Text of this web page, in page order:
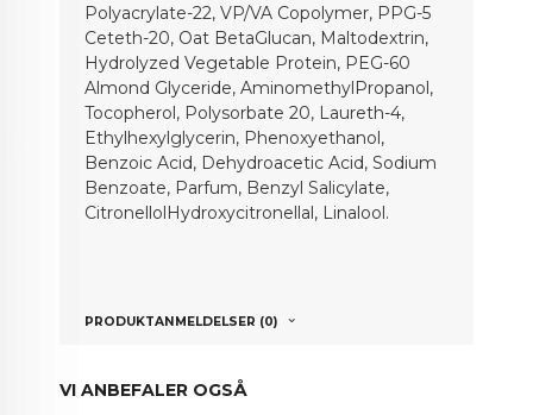
Polyacrylate-22, VP/VA Copolymer, PPG-5
Ceteth-20, Oat BetaGlucan, Maltodextrin,
Hydrolyzed Vegetable Protein, PEG-60
Almond Glyceride, AminomethylPropanol,
Tocopherol, Polysorbate 20, Laureth-4,
Ethylhexylglycerin, Phenoxyethanol,
Benzoic Acid, Dehydroacetic Acid, Sodium
Benzoate, Parfum, Benzyl Salicylate,
CitronellolHydroxycitronellal, Linalool.
PRODUKTANMELDELSER (0)
VI ANBEFALER OGSÅ